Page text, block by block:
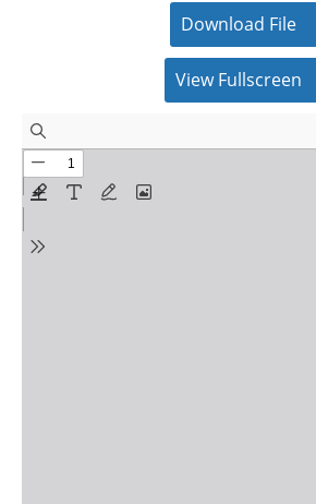
Download File
View Fullscreen